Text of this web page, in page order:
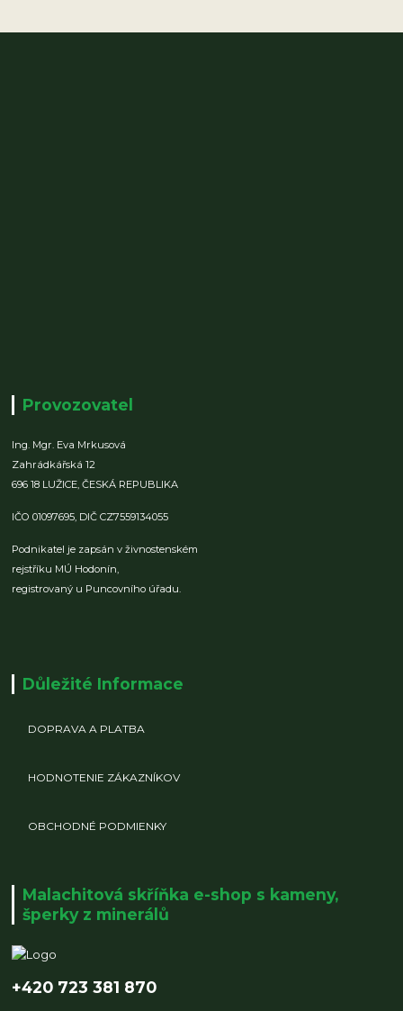
Provozovatel
Ing. Mgr. Eva Mrkusová
Zahrádkářská 12
696 18 LUŽICE,ČESKÁ REPUBLIKA
IČO 01097695, DIČ CZ7559134055
Podnikatel je zapsán v živnostenském
rejstříku MÚ Hodonín,
registrovaný u Puncovního úřadu.
Důležité Informace
DOPRAVA A PLATBA
HODNOTENIE ZÁKAZNÍKOV
OBCHODNÉ PODMIENKY
Malachitová skříňka e-shop s kameny,
šperky z minerálů
+420 723 381 870